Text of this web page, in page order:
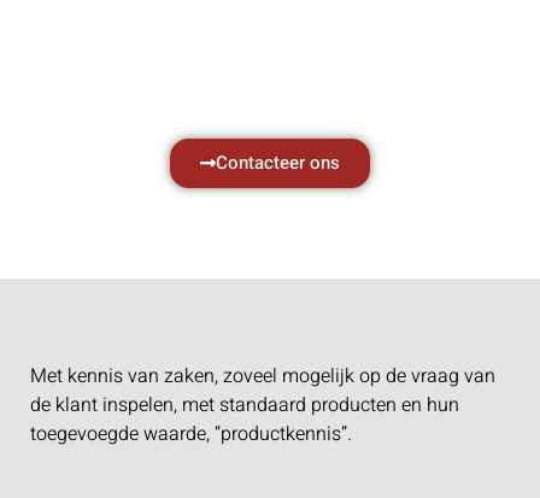
Contacteer ons
Met kennis van zaken, zoveel mogelijk op de vraag van
de klant inspelen, met standaard producten en hun
toegevoegde waarde, “productkennis”.